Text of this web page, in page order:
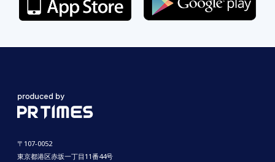
〒107-0052
東京都港区赤坂一丁目11番44号